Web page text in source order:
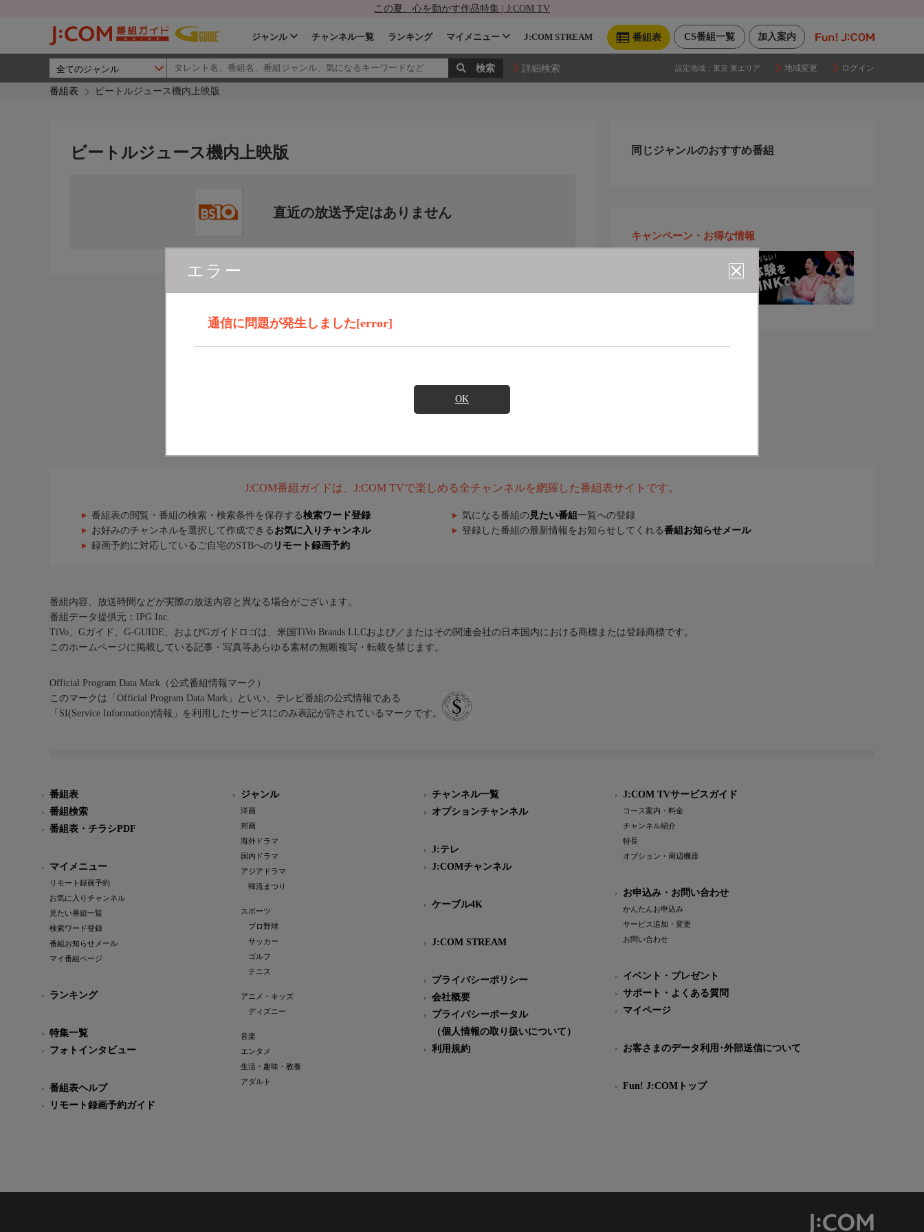
この夏、心を動かす作品特集 | J:COM TV
加入案内
CS番組一覧
番組表
ジャンル チャンネル一覧 ランキング マイメニュー J:COM STREAM
詳細検索 設定地域： 東京 東エリア 地域変更 ログイン
番組表 ビートルジュース機内上映版
エラー
通信に問題が発生しました[error]
OK
ビートルジュース機内上映版
直近の放送予定はありません
同じジャンルのおすすめ番組
キャンペーン・お得な情報
J:COM番組ガイドは、J:COM TVで楽しめる全チャンネルを網羅した番組表サイトです。
番組表の閲覧・番組の検索・検索条件を保存する検索ワード登録 気になる番組の 見たい番組 一覧への登録
お好みのチャンネルを選択して作成できる お気に入りチャンネル 登録した番組の最新情報をお知らせしてくれる番組お知らせメール
録画予約に対応しているご自宅のSTBへの リモート録画予約
番組内容、放送時間などが実際の放送内容と異なる場合がございます。
番組データ提供元：IPG Inc.
TiVo、Gガイド、G-GUIDE、およびGガイドロゴは、米国TiVo Brands LLCおよび／またはその関連会社の日本国内における商標または登録商標です。
このホームページに掲載している記事・写真等あらゆる素材の無断複写・転載を禁じます。
Official Program Data Mark（公式番組情報マーク）
このマークは「Official Program Data Mark」といい、テレビ番組の公式情報である
「SI(Service Information)情報」を利用したサービスにのみ表記が許されているマークです。
番組表
番組検索
番組表・チラシPDF
マイメニュー
リモート録画予約
お気に入りチャンネル
見たい番組一覧
検索ワード登録
番組お知らせメール
マイ番組ページ
ランキング
特集一覧
フォトインタビュー
番組表ヘルプ
リモート録画予約ガイド
ジャンル
洋画
邦画
海外ドラマ
国内ドラマ
アジアドラマ
韓流まつり
スポーツ
プロ野球
サッカー
ゴルフ
テニス
アニメ・キッズ
ディズニー
音楽
エンタメ
生活・趣味・教養
アダルト
チャンネル一覧
オプションチャンネル
J:テレ
J:COMチャンネル
ケーブル4K
J:COM STREAM
プライバシーポリシー
会社概要
プライバシーポータル
（個人情報の取り扱いについて）
利用規約
J:COM TVサービスガイド
コース案内・料金
チャンネル紹介
特長
オプション・周辺機器
お申込み・お問い合わせ
かんたんお申込み
サービス追加・変更
お問い合わせ
イベント・プレゼント
サポート・よくある質問
マイページ
お客さまのデータ利用･外部送信について
Fun! J:COMトップ